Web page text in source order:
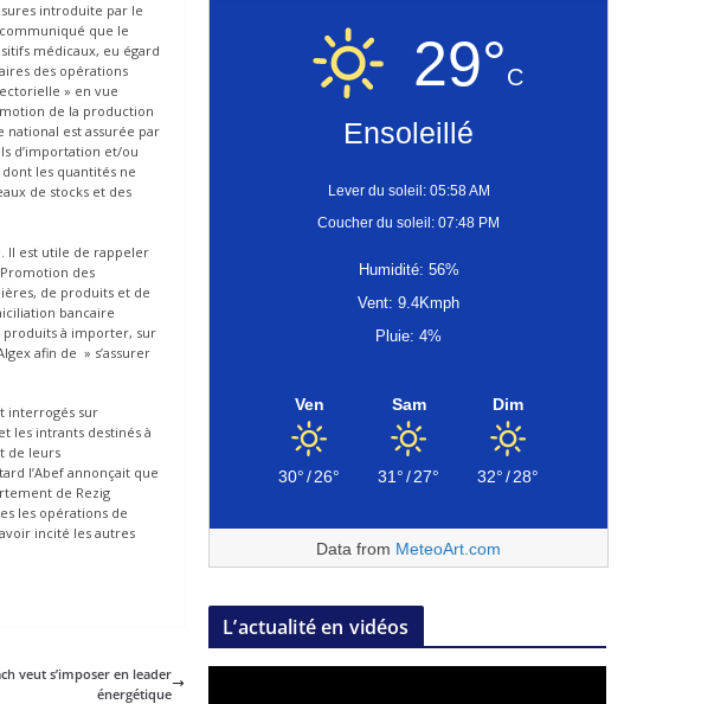
introduite par le
que le
médicaux, eu égard
des opérations
» en vue
de la production
national est assurée par
d’importation et/ou
les quantités ne
de stocks et des
Il est utile de rappeler
des
de produits et de
bancaire
produits à importer, sur
afin de » s’assurer
interrogés sur
les intrants destinés à
de leurs
l’Abef annonçait que
de Rezig
les opérations de
incité les autres
veut s’imposer en leader
énergétique
29°C
Ensoleillé
Lever du soleil: 05:58 AM
Coucher du soleil: 07:48 PM
Humidité: 56%
Vent: 9.4Kmph
Pluie: 4%
Ven
30°/26°
Sam
31°/27°
Dim
32°/28°
Data from MeteoArt.com
L’actualité en vidéos